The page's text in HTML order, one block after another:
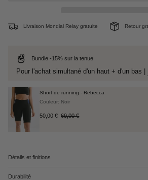
Livraison Mondial Relay gratuite Retour
Bundle -15% sur la tenue
Pour l'achat simultané d'un haut + d'un bas |
Short de running - Rebecca
Couleur: Noir
50,00 € 69,00 €
Détails et finitions
Durabilité